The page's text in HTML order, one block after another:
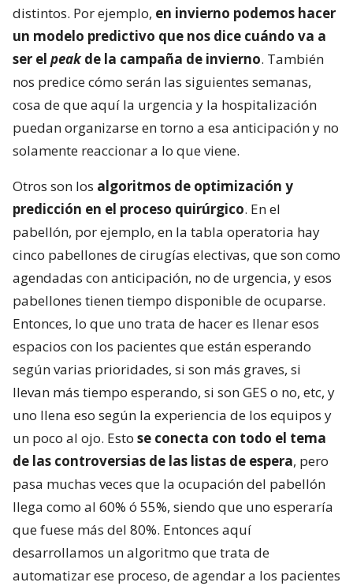
distintos. Por ejemplo, en invierno podemos hacer
un modelo predictivo que nos dice cuándo va a
ser el peakde la campaña de invierno. También
nos predice cómo serán las siguientes semanas,
cosa de que aquí la urgencia y la hospitalización
puedan organizarse en torno a esa anticipación y no
solamente reaccionar a lo que viene.
Otros son los algoritmos de optimización y
predicción en el proceso quirúrgico. En el
pabellón, por ejemplo, en la tabla operatoria hay
cinco pabellones de cirugías electivas, que son como
agendadas con anticipación, no de urgencia, y esos
pabellones tienen tiempo disponible de ocuparse.
Entonces, lo que uno trata de hacer es llenar esos
espacios con los pacientes que están esperando
según varias prioridades, si son más graves, si
llevan más tiempo esperando, si son GES o no, etc, y
uno llena eso según la experiencia de los equipos y
un poco al ojo. Esto se conecta con todo el tema
de las controversias de las listas de espera, pero
pasa muchas veces que la ocupación del pabellón
llega como al 60% ó 55%, siendo que uno esperaría
que fuese más del 80%. Entonces aquí
desarrollamos un algoritmo que trata de
automatizar ese proceso, de agendar a los pacientes